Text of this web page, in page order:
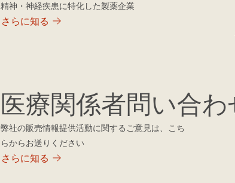
精神・神経疾患に特化した製薬企業
さらに知る
医療関係者問い合わ
弊社の販売情報提供活動に関するご意見は、こち
らからお送りください
さらに知る